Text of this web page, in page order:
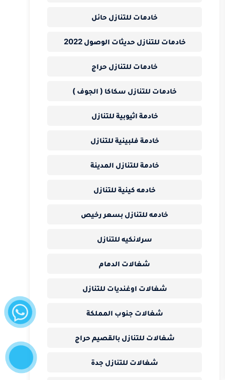
خادمات للتنازل حائل
خادمات للتنازل حديثات الوصول 2022
خادمات للتنازل حراج
خادمات للتنازل سكاكا ( الجوف )
خادمة اثيوبية للتنازل
خادمة فلبينية للتنازل
خادمة للتنازل المدينة
خادمه كينية للتنازل
خادمه للتنازل بسعر رخيص
سرلانكيه للتنازل
شغالات الدمام
شغالات اوغنديات للتنازل
شغالات جنوب المملكة
شغالات للتنازل بالقصيم حراج
شغالات للتنازل جدة
واتساب
الآن